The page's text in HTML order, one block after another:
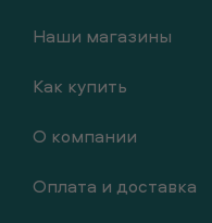
Наши магазины
Как купить
О компании
Оплата и доставка